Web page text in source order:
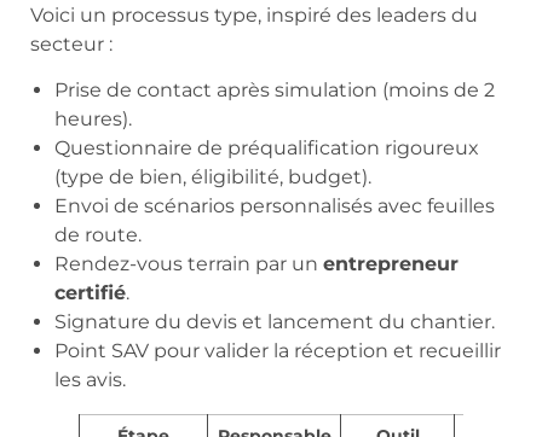
Voici un processus type, inspiré des leaders du
secteur :
Prise de contact après simulation (moins de 2
heures).
Questionnaire de préqualification rigoureux
(type de bien, éligibilité, budget).
Envoi de scénarios personnalisés avec feuilles
de route.
Rendez-vous terrain par un entrepreneur
certifié.
Signature du devis et lancement du chantier.
Point SAV pour valider la réception et recueillir
les avis.